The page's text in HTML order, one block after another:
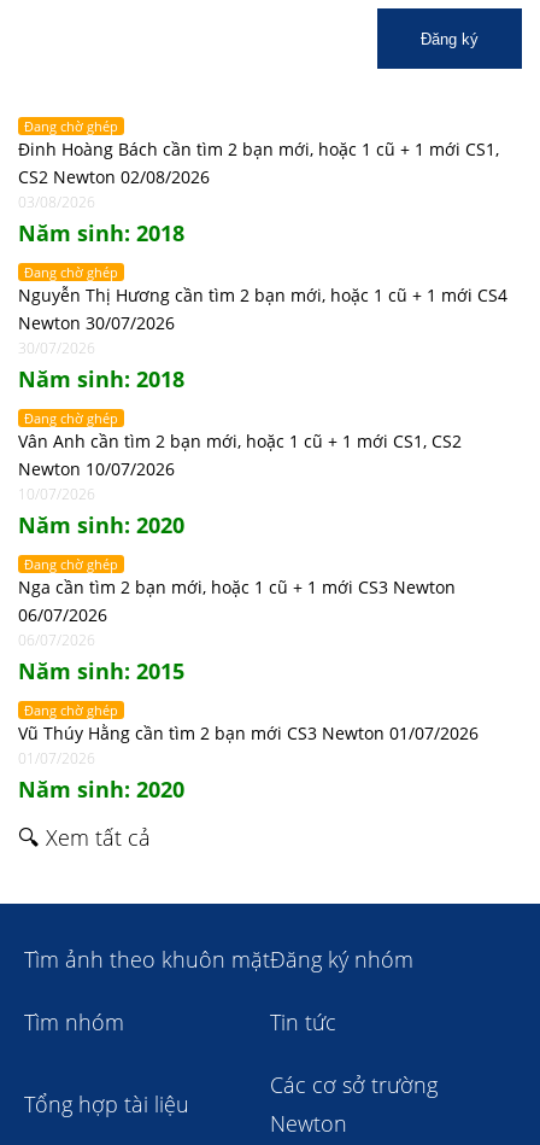
Đăng ký
Đang chờ ghép
Đinh Hoàng Bách cần tìm 2 bạn mới, hoặc 1 cũ + 1 mới CS1,
CS2 Newton 02/08/2026
03/08/2026
Năm sinh: 2018
Đang chờ ghép
Nguyễn Thị Hương cần tìm 2 bạn mới, hoặc 1 cũ + 1 mới CS4
Newton 30/07/2026
30/07/2026
Năm sinh: 2018
Đang chờ ghép
Vân Anh cần tìm 2 bạn mới, hoặc 1 cũ + 1 mới CS1, CS2
Newton 10/07/2026
10/07/2026
Năm sinh: 2020
Đang chờ ghép
Nga cần tìm 2 bạn mới, hoặc 1 cũ + 1 mới CS3 Newton
06/07/2026
06/07/2026
Năm sinh: 2015
Đang chờ ghép
Vũ Thúy Hằng cần tìm 2 bạn mới CS3 Newton 01/07/2026
01/07/2026
Năm sinh: 2020
🔍 Xem tất cả
Tìm ảnh theo khuôn mặtĐăng ký nhóm
Tìm nhóm Tin tức
Tổng hợp tài liệu
Các cơ sở trường
Newton